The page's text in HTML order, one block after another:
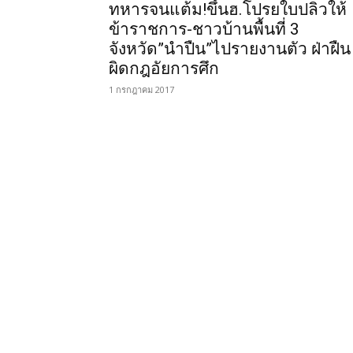
ทหารจนแต้ม!ขึ้นฮ.โปรยใบปลิวให้
ข้าราชการ-ชาวบ้านพื้นที่ 3
จังหวัด”นำปืน”ไปรายงานตัว ฝ่าฝืน
ผิดกฎอัยการศึก
1 กรกฎาคม 2017